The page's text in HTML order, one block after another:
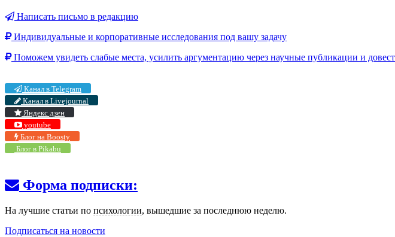
Написать письмо в редакцию
Индивидуальные и корпоративные исследования под вашу задачу
Поможем увидеть слабые места, усилить аргументацию через научные публикации и
Канал в Telegram
Канал в Livejournal
Яндекс дзен
youtube
Блог на Boosty
Блог в Pikabu
Форма подписки:
На лучшие статьи по психологии, вышедшие за последнюю неделю.
Подписаться на новости